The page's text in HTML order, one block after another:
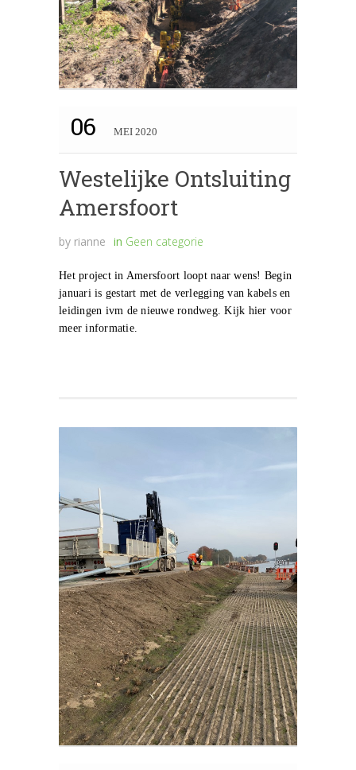
06 MEI 2020
Westelijke Ontsluiting
Amersfoort
by rianne in Geen categorie
Het project in Amersfoort loopt naar wens! Begin
januari is gestart met de verlegging van kabels en
leidingen ivm de nieuwe rondweg. Kijk hier voor
meer informatie.